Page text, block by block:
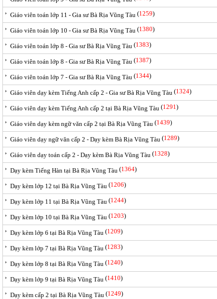
Giáo viên toán lớp 11 - Gia sư Bà Rịa Vũng Tàu (1259)
Giáo viên toán lớp 10 - Gia sư Bà Rịa Vũng Tàu (1380)
Giáo viên toán lớp 8 - Gia sư Bà Rịa Vũng Tàu (1383)
Giáo viên toán lớp 8 - Gia sư Bà Rịa Vũng Tàu (1387)
Giáo viên toán lớp 7 - Gia sư Bà Rịa Vũng Tàu (1344)
Giáo viên dạy kèm Tiếng Anh cấp 2 - Gia sư Bà Rịa Vũng Tàu (1324)
Giáo viên dạy kèm Tiếng Anh cấp 2 tại Bà Rịa Vũng Tàu (1291)
Giáo viên dạy kèm ngữ văn cấp 2 tại Bà Rịa Vũng Tàu (1439)
Giáo viên dạy ngữ văn cấp 2 - Dạy kèm Bà Rịa Vũng Tàu (1289)
Giáo viên dạy toán cấp 2 - Dạy kèm Bà Rịa Vũng Tàu (1328)
Dạy kèm Tiếng Hàn tại Bà Rịa Vũng Tàu (1364)
Dạy kèm lớp 12 tại Bà Rịa Vũng Tàu (1206)
Dạy kèm lớp 11 tại Bà Rịa Vũng Tàu (1244)
Dạy kèm lớp 10 tại Bà Rịa Vũng Tàu (1203)
Dạy kèm lớp 6 tại Bà Rịa Vũng Tàu (1209)
Dạy kèm lớp 7 tại Bà Rịa Vũng Tàu (1283)
Dạy kèm lớp 8 tại Bà Rịa Vũng Tàu (1240)
Dạy kèm lớp 9 tại Bà Rịa Vũng Tàu (1410)
Dạy kèm cấp 2 tại Bà Rịa Vũng Tàu (1249)